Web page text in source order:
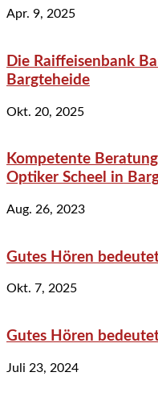
Apr. 9, 2025
Die Raiffeisenbank
Bargteheide
Okt. 20, 2025
Kompetente
Optiker Scheel in
Aug. 26, 2023
Gutes Hören
Okt. 7, 2025
Gutes Hören
Juli 23, 2024